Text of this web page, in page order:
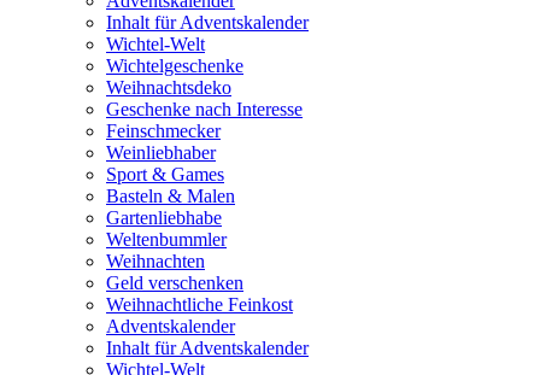
Inhalt für Adventskalender
Wichtel-Welt
Wichtelgeschenke
Weihnachtsdeko
Geschenke nach Interesse
Feinschmecker
Weinliebhaber
Sport & Games
Basteln & Malen
Gartenliebhabe
Weltenbummler
Weihnachten
Geld verschenken
Weihnachtliche Feinkost
Adventskalender
Inhalt für Adventskalender
Wichtel-Welt